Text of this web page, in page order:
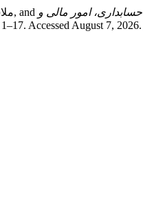
حسابداری، امور مالی و
Accessed August 7, 2026.